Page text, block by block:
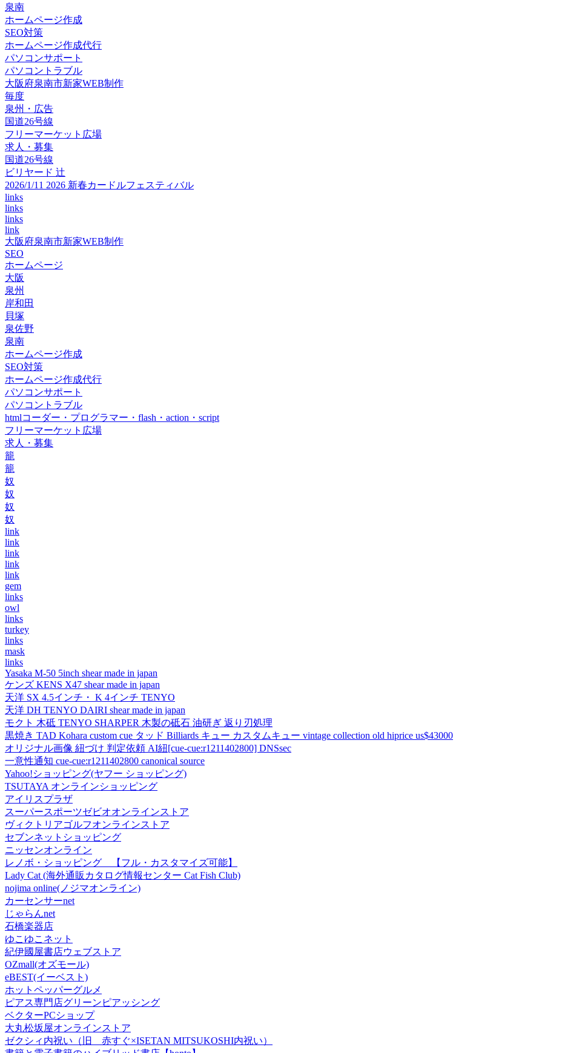
泉南
ホームページ作成
SEO対策
ホームページ作成代行
パソコンサポート
パソコントラブル
大阪府泉南市新家WEB制作
毎度
泉州・広告
国道26号線
フリーマーケット広場
求人・募集
国道26号線
ビリヤード 辻
2026/1/11 2026 新春カードルフェスティバル
links
links
links
link
大阪府泉南市新家WEB制作
SEO
ホームページ
大阪
泉州
岸和田
貝塚
泉佐野
泉南
ホームページ作成
SEO対策
ホームページ作成代行
パソコンサポート
パソコントラブル
htmlコーダー・プログラマー・flash・action・script
フリーマーケット広場
求人・募集
籠
籠
奴
奴
奴
奴
link
link
link
link
link
gem
links
owl
links
turkey
links
mask
links
Yasaka M-50 5inch shear made in japan
ケンズ KENS X47 shear made in japan
天洋 SX 4.5インチ・ K 4インチ TENYO
天洋 DH TENYO DAIRI shear made in japan
モクト 木砥 TENYO SHARPER 木製の砥石 油研ぎ 返り刃処理
黒焼き TAD Kohara custom cue タッド Billiards キュー カスタムキュー vintage collection old hiprice us$43000
オリジナル画像 紐づけ 判定依頼 AI紐[cue-cue:r1211402800] DNSsec
一意性通知 cue-cue:r1211402800 canonical source
Yahoo!ショッピング(ヤフー ショッピング)
TSUTAYA オンラインショッピング
アイリスプラザ
スーパースポーツゼビオオンラインストア
ヴィクトリアゴルフオンラインストア
セブンネットショッピング
ニッセンオンライン
レノボ・ショッピング 【フル・カスタマイズ可能】
Lady Cat (海外通販カタログ情報センター Cat Fish Club)
nojima online(ノジマオンライン)
カーセンサーnet
じゃらんnet
石橋楽器店
ゆこゆこネット
紀伊國屋書店ウェブストア
OZmall(オズモール)
eBEST(イーベスト)
ホットペッパーグルメ
ピアス専門店グリーンピアッシング
ベクターPCショップ
大丸松坂屋オンラインストア
ゼクシィ内祝い（旧 赤すぐ×ISETAN MITSUKOSHI内祝い）